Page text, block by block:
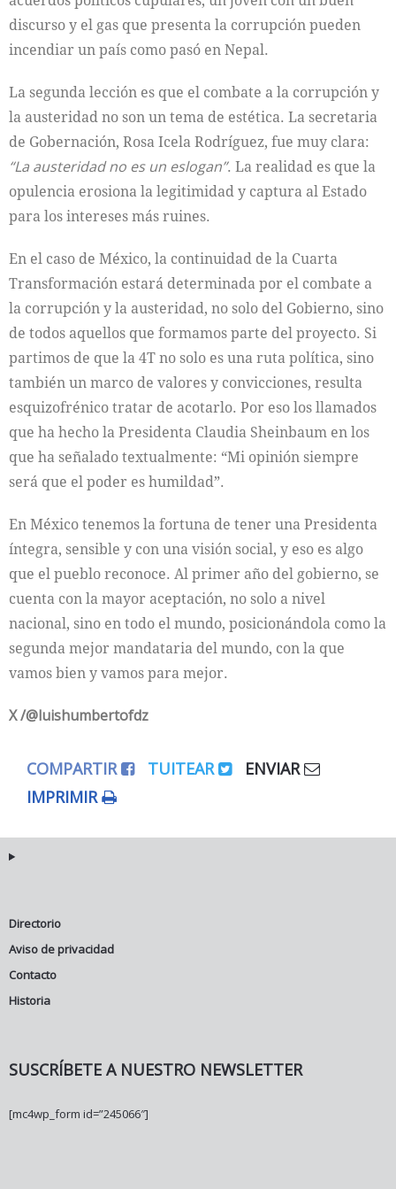
discurso y el gas que presenta la corrupción pueden
incendiar un país como pasó en Nepal.
La segunda lección es que el combate a la corrupción y
la austeridad no son un tema de estética. La secretaria
de Gobernación, Rosa Icela Rodríguez, fue muy clara:
“La austeridad no es un eslogan”. La realidad es que la
opulencia erosiona la legitimidad y captura al Estado
para los intereses más ruines.
En el caso de México, la continuidad de la Cuarta
Transformación estará determinada por el combate a
la corrupción y la austeridad, no solo del Gobierno, sino
de todos aquellos que formamos parte del proyecto. Si
partimos de que la 4T no solo es una ruta política, sino
también un marco de valores y convicciones, resulta
esquizofrénico tratar de acotarlo. Por eso los llamados
que ha hecho la Presidenta Claudia Sheinbaum en los
que ha señalado textualmente: “Mi opinión siempre
será que el poder es humildad”.
En México tenemos la fortuna de tener una Presidenta
íntegra, sensible y con una visión social, y eso es algo
que el pueblo reconoce. Al primer año del gobierno, se
cuenta con la mayor aceptación, no solo a nivel
nacional, sino en todo el mundo, posicionándola como la
segunda mejor mandataria del mundo, con la que
vamos bien y vamos para mejor.
X /@luishumbertofdz
COMPARTIR TUITEAR
ENVIAR
IMPRIMIR
Directorio
Aviso de privacidad
Contacto
Historia
SUSCRÍBETE A NUESTRO NEWSLETTER
[mc4wp_form id=”245066″]